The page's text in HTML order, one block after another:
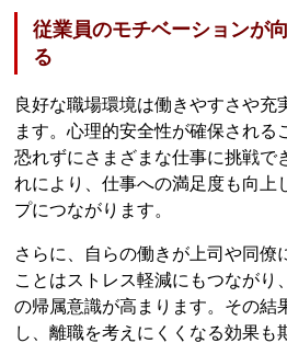
従業員のモチベーションが
る
良好な職場環境は働きやすさや充
ます。心理的安全性が確保される
恐れずにさまざまな仕事に挑戦で
れにより、仕事への満足度も向上
プにつながります。
さらに、自らの働きが上司や同僚
ことはストレス軽減にもつながり
の帰属意識が高まります。その結
し、離職を考えにくくなる効果も